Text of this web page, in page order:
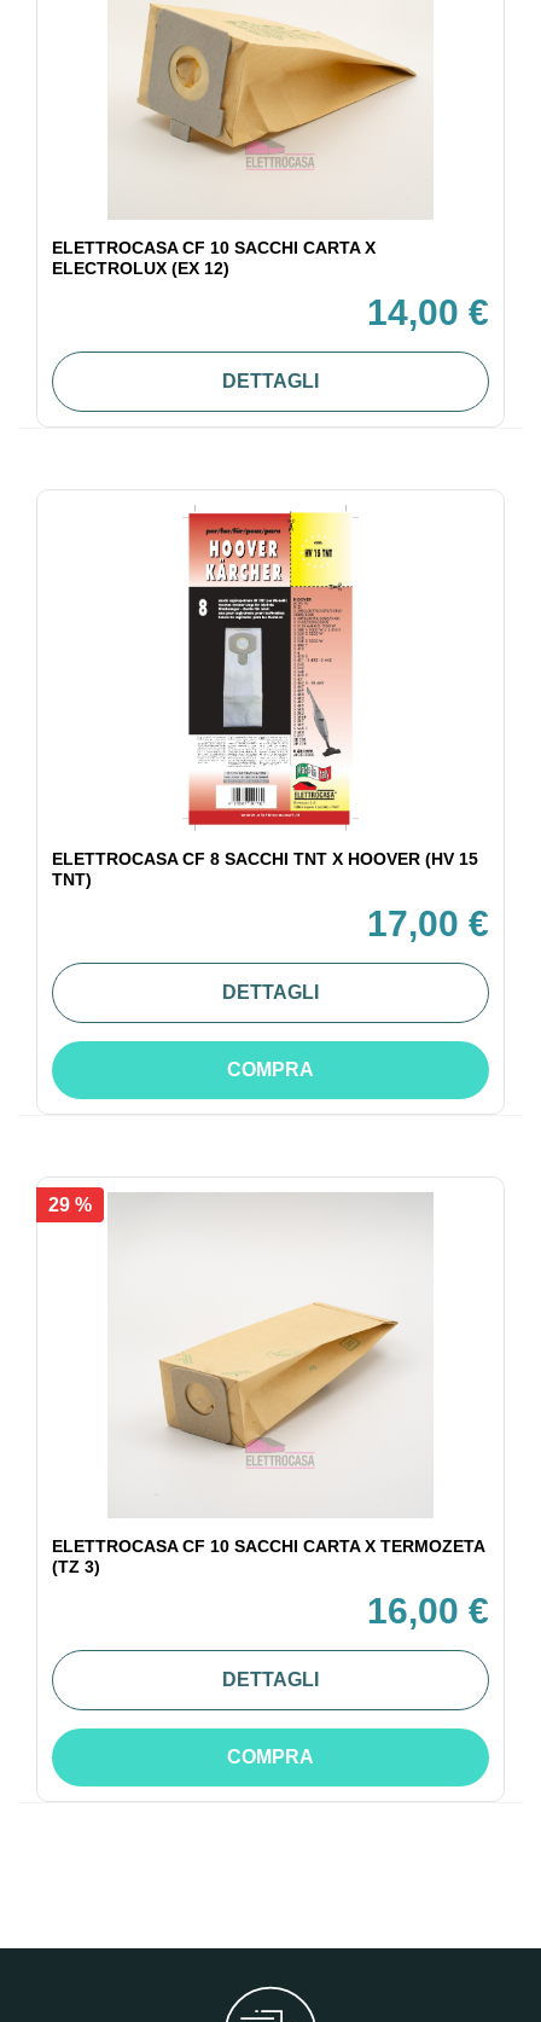
ELETTROCASA CF 10 SACCHI CARTA X
ELECTROLUX (EX 12)
14,00 €
DETTAGLI
ELETTROCASA CF 8 SACCHI TNT X HOOVER (HV 15
TNT)
17,00 €
DETTAGLI
COMPRA
29 %
ELETTROCASA CF 10 SACCHI CARTA X TERMOZETA
(TZ 3)
16,00 €
DETTAGLI
COMPRA